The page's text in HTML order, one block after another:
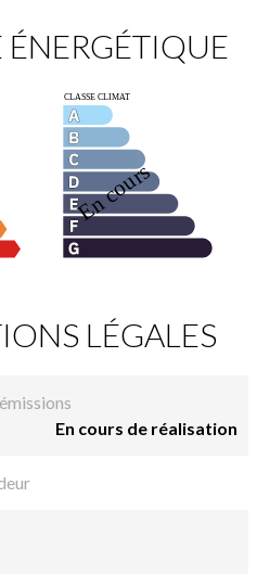
LÉGALES
En cours de réalisation